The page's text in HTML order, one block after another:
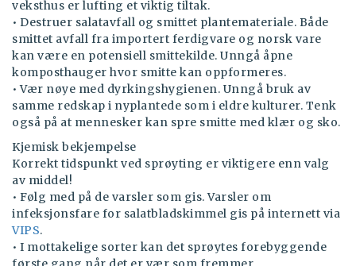
veksthus er lufting et viktig tiltak.
• Destruer salatavfall og smittet plantemateriale. Både
smittet avfall fra importert ferdigvare og norsk vare
kan være en potensiell smittekilde. Unngå åpne
komposthauger hvor smitte kan oppformeres.
• Vær nøye med dyrkingshygienen. Unngå bruk av
samme redskap i nyplantede som i eldre kulturer. Tenk
også på at mennesker kan spre smitte med klær og sko.
Kjemisk bekjempelse
Korrekt tidspunkt ved sprøyting er viktigere enn valg
av middel!
• Følg med på de varsler som gis. Varsler om
infeksjonsfare for salatbladskimmel gis på internett via
VIPS.
• I mottakelige sorter kan det sprøytes forebyggende